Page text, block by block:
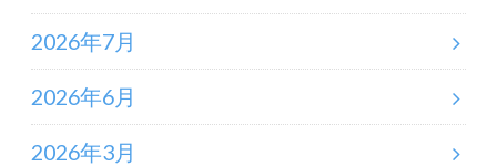
2026年7月
2026年6月
2026年3月